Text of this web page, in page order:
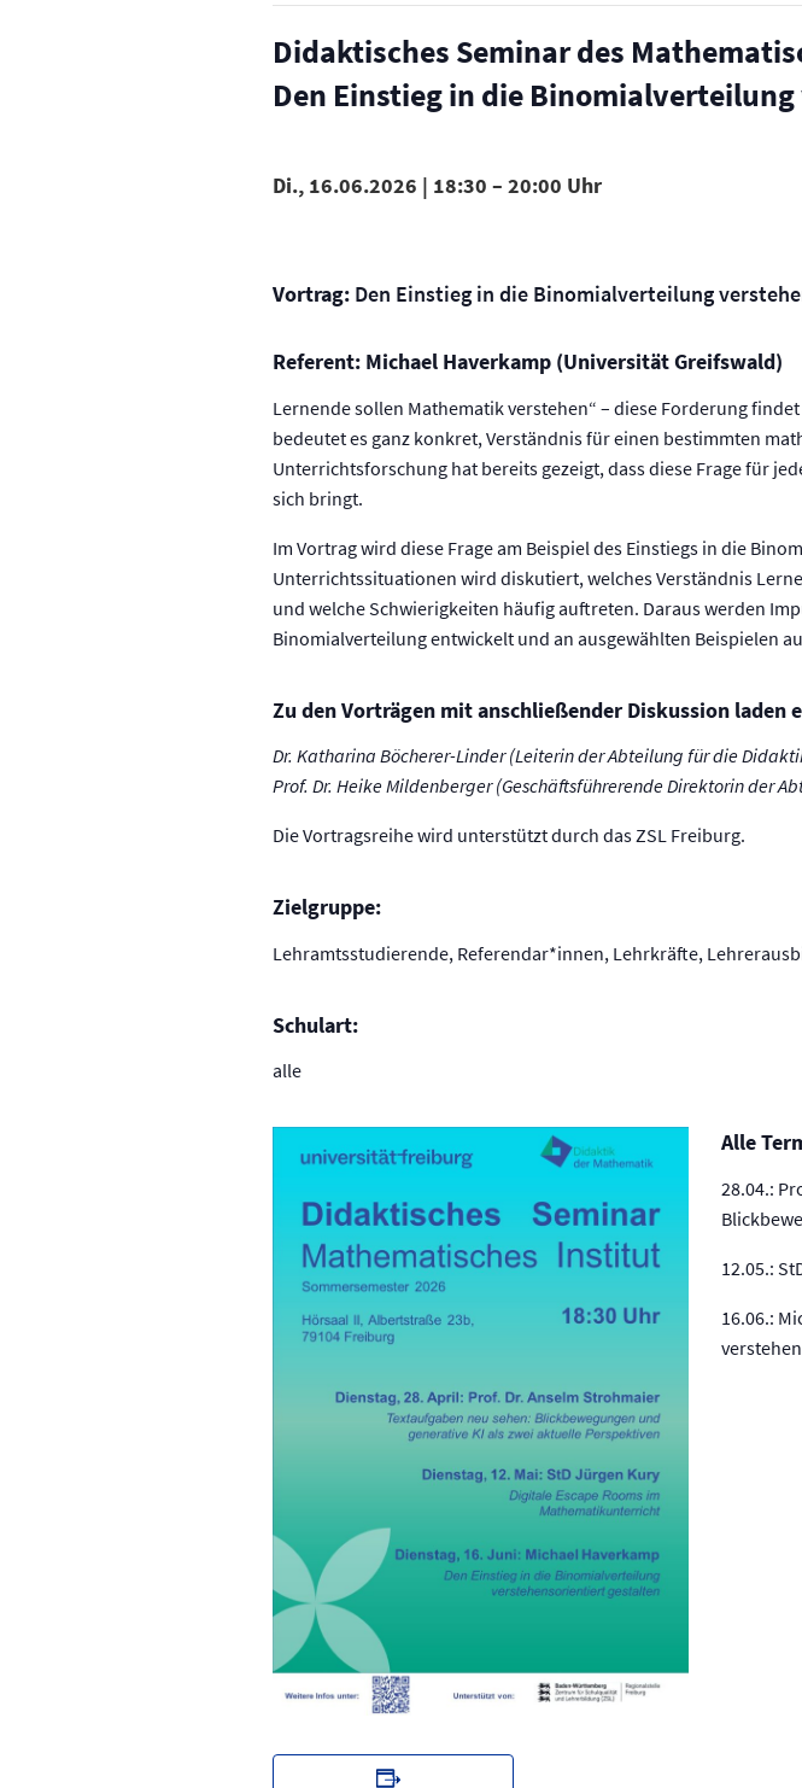
Didaktisches Seminar des
Den Einstieg in die
Di., 16.06.2026 | 18:30 – 20:00
Vortrag: Den Einstieg in die Binomialverteilung
Referent: Michael Haverkamp (Universität Greifswald)
Lernende sollen Mathematik verstehen“ – diese Forderung
bedeutet es ganz konkret, Verständnis für einen bestimmten
Unterrichtsforschung hat bereits gezeigt, dass diese Frage für
sich bringt.
Im Vortrag wird diese Frage am Beispiel des Einstiegs in die
Unterrichtssituationen wird diskutiert, welches Verständnis
und welche Schwierigkeiten häufig auftreten. Daraus werden
Binomialverteilung entwickelt und an ausgewählten Beispielen
Zu den Vorträgen mit anschließender Diskussion laden
Dr. Katharina Böcherer-Linder (Leiterin der Abteilung für die
Prof. Dr. Heike Mildenberger (Geschäftsführerende Direktorin der
Die Vortragsreihe wird unterstützt durch das ZSL Freiburg.
Zielgruppe:
Lehramtsstudierende, Referendar*innen, Lehrkräfte,
Schulart:
alle
Alle
28.04.:
12.05.:
16.06.: